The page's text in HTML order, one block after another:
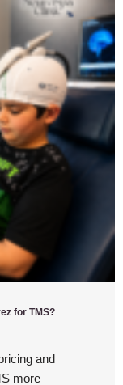
for TMS?
and
more